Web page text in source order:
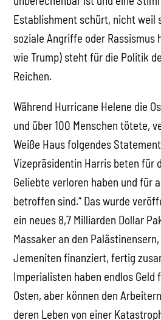
Establishment schürt, nicht weil
soziale Angriffe oder Rassismus
wie Trump) steht für die Politik
Reichen.
Während Hurricane Helene die
und über 100 Menschen tötete,
Weiße Haus folgendes
Vizepräsidentin Harris beten für
Geliebte verloren haben und für
betroffen sind.“ Das wurde
ein neues 8,7 Milliarden Dollar
Massaker an den
Jemeniten finanziert, fertig
Imperialisten haben endlos Geld
Osten, aber können den
deren Leben von einer